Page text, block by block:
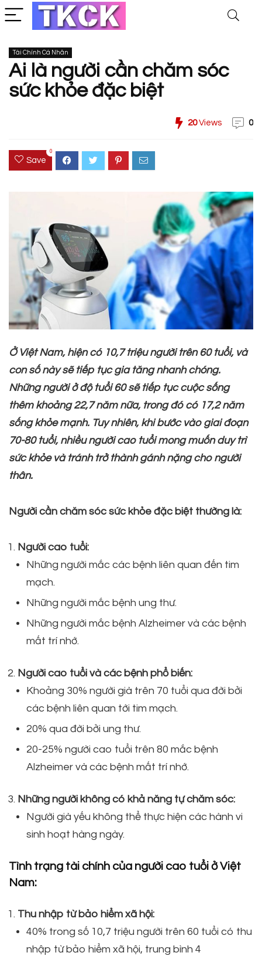
Tài Chính Cá Nhân
Ai là người cần chăm sóc
sức khỏe đặc biệt
20Views 0
Save
0
Ở Việt Nam, hiện có 10,7 triệu người trên 60 tuổi, và
con số này sẽ tiếp tục gia tăng nhanh chóng.
Những người ở độ tuổi 60 sẽ tiếp tục cuộc sống
thêm khoảng 22,7 năm nữa, trong đó có 17,2 năm
sống khỏe mạnh. Tuy nhiên, khi bước vào giai đoạn
70-80 tuổi, nhiều người cao tuổi mong muốn duy trì
sức khỏe và tránh trở thành gánh nặng cho người
thân.
Người cần chăm sóc sức khỏe đặc biệt thường là:
Người cao tuổi:
Những người mắc các bệnh liên quan đến tim
mạch.
Những người mắc bệnh ung thư.
Những người mắc bệnh Alzheimer và các bệnh
mất trí nhớ.
Người cao tuổi và các bệnh phổ biến:
Khoảng 30% người già trên 70 tuổi qua đời bởi
các bệnh liên quan tới tim mạch.
20% qua đời bởi ung thư.
20-25% người cao tuổi trên 80 mắc bệnh
Alzheimer và các bệnh mất trí nhớ.
Những người không có khả năng tự chăm sóc:
Người già yếu không thể thực hiện các hành vi
sinh hoạt hàng ngày.
Tình trạng tài chính của người cao tuổi ở Việt
Nam:
Thu nhập từ bảo hiểm xã hội:
40% trong số 10,7 triệu người trên 60 tuổi có thu
nhập từ bảo hiểm xã hội, trung bình 4